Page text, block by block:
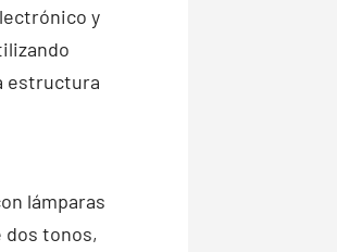
y
estructura
lámparas
dos tonos,